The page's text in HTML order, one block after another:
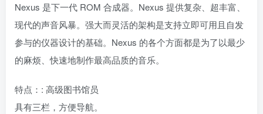
Nexus 是下一代 ROM 合成器。Nexus 提供复杂、超丰富、
现代的声音风暴。强大而灵活的架构是支持立即可用且自发
参与的仪器设计的基础。Nexus 的各个方面都是为了以最少
的麻烦、快速地制作最高品质的音乐。
特点：: 高级图书馆员
具有三栏，方便导航。